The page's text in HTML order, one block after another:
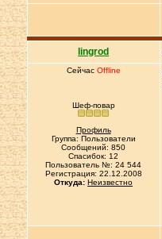
lingrod
Сейчас Offline
Шеф-повар
Профиль
Группа: Пользователи
Сообщений: 850
Спасибок: 12
Пользователь №: 24 544
Регистрация: 22.12.2008
Откуда: Неизвестно